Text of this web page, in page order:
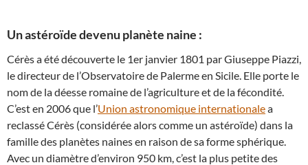
Un astéroïde devenu planète naine :
Cérès a été découverte le 1er janvier 1801 par Giuseppe Piazzi,
le directeur de l’Observatoire de Palerme en Sicile. Elle porte le
nom de la déesse romaine de l’agriculture et de la fécondité.
C’est en 2006 que l’Union astronomique internationalea
reclassé Cérès (considérée alors comme un astéroïde) dans la
famille des planètes naines en raison de sa forme sphérique.
Avec un diamètre d’environ 950 km, c’est la plus petite des